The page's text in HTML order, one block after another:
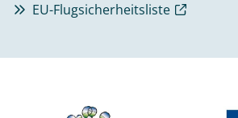
EU-Flugsicherheitsliste